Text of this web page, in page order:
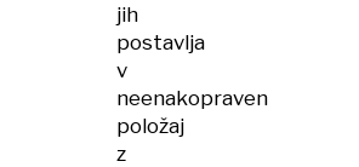
jih
postavlja
v
neenakopraven
položaj
z